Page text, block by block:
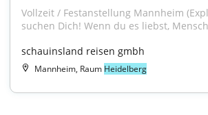
Vollzeit / Festanstellung Mannheim
suchen Dich! Wenn du es liebst,
schauinsland reisen gmbh
Mannheim, Raum Heidelberg